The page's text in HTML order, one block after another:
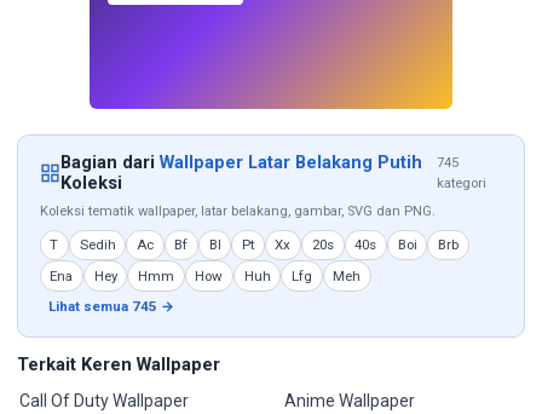
Bagian dariWallpaper Latar Belakang Putih
Koleksi
745
kategori
Koleksi tematik wallpaper, latar belakang, gambar, SVG dan PNG.
T Sedih Ac Bf Bl Pt Xx 20s 40s Boi
Brb
Ena
Hey Hmm How Huh Lfg
Meh
Lihat semua 745 →
Terkait Keren Wallpaper
Call Of Duty Wallpaper
Anime Wallpaper